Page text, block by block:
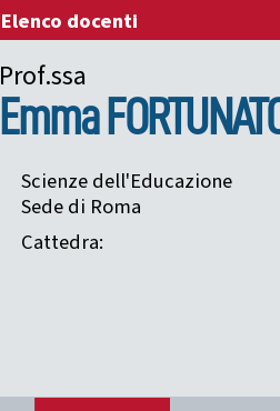
Elenco docenti
Prof.ssa
Emma
Scienze dell'Educazione
Sede di Roma
Cattedra: